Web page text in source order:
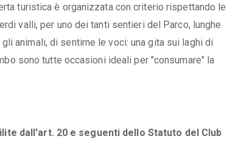
turistica è organizzata con criterio rispettando le
valli, per uno dei tanti sentieri del Parco, lunghe
animali, di sentirne le voci: una gita sui laghi di
sono tutte occasioni ideali per "consumare" la
dall'art. 20 e seguenti dello Statuto del Club